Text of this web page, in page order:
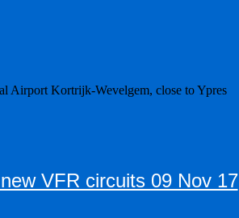
VFR circuits 09 Nov 17